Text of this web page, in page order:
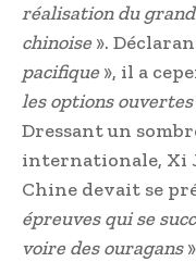
réalisation du
chinoise».
pacifique», il a
les options ouvertes
Dressant un
internationale, Xi
Chine devait se
épreuves qui se
voire des ouragans